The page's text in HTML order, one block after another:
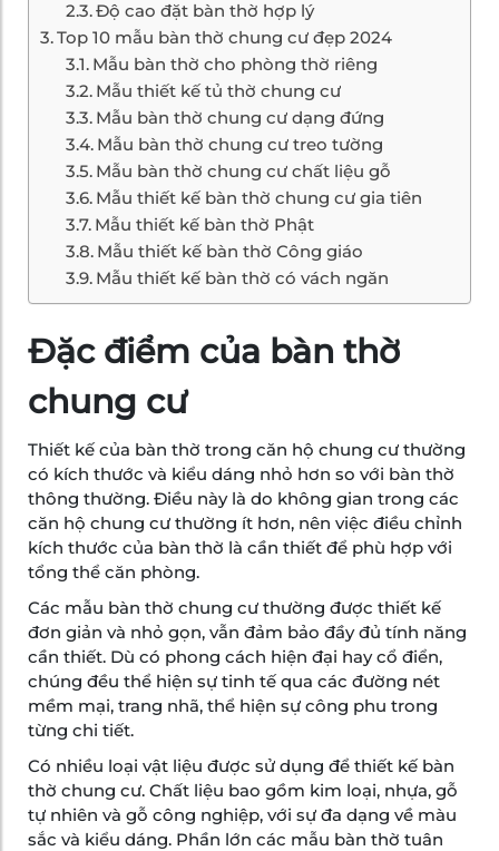
Độ cao đặt bàn thờ hợp lý
Top 10 mẫu bàn thờ chung cư đẹp 2024
Mẫu bàn thờ cho phòng thờ riêng
Mẫu thiết kế tủ thờ chung cư
Mẫu bàn thờ chung cư dạng đứng
Mẫu bàn thờ chung cư treo tường
Mẫu bàn thờ chung cư chất liệu gỗ
Mẫu thiết kế bàn thờ chung cư gia tiên
Mẫu thiết kế bàn thờ Phật
Mẫu thiết kế bàn thờ Công giáo
Mẫu thiết kế bàn thờ có vách ngăn
Đặc điểm của bàn thờ
chung cư
Thiết kế của bàn thờ trong căn hộ chung cư thường
có kích thước và kiểu dáng nhỏ hơn so với bàn thờ
thông thường. Điều này là do không gian trong các
căn hộ chung cư thường ít hơn, nên việc điều chỉnh
kích thước của bàn thờ là cần thiết để phù hợp với
tổng thể căn phòng.
Các mẫu bàn thờ chung cư thường được thiết kế
đơn giản và nhỏ gọn, vẫn đảm bảo đầy đủ tính năng
cần thiết. Dù có phong cách hiện đại hay cổ điển,
chúng đều thể hiện sự tinh tế qua các đường nét
mềm mại, trang nhã, thể hiện sự công phu trong
từng chi tiết.
Có nhiều loại vật liệu được sử dụng để thiết kế bàn
thờ chung cư. Chất liệu bao gồm kim loại, nhựa, gỗ
tự nhiên và gỗ công nghiệp, với sự đa dạng về màu
sắc và kiểu dáng. Phần lớn các mẫu bàn thờ tuân